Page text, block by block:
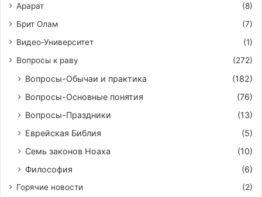
Арарат
(8)
Брит Олам
(7)
Видео-Университет
(1)
Вопросы к раву
(272)
Вопросы-Обычаи и практика
(182)
Вопросы-Основные понятия
(76)
Вопросы-Праздники
(13)
Еврейская Библия
(5)
Семь законов Ноаха
(10)
Философия
(6)
Горячие новости
(2)